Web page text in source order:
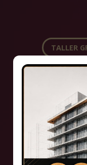
TALLER